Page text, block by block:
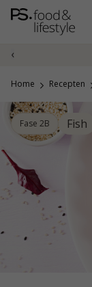
Naar
inhoud
‹
Home Recepten
Fase 2B Fish